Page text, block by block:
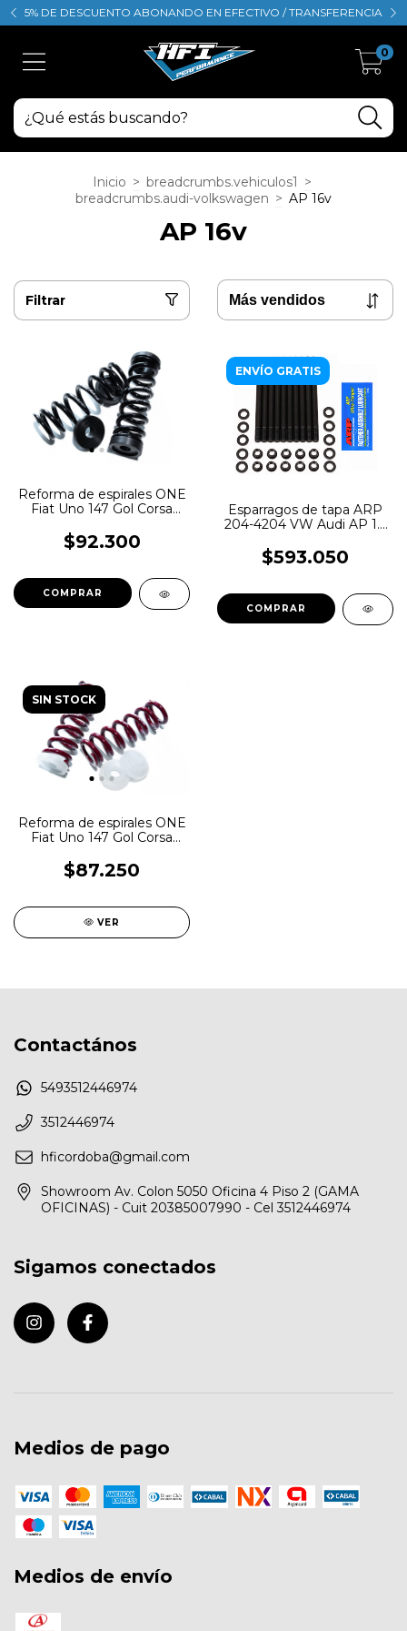
5% DE DESCUENTO ABONANDO EN EFECTIVO / TRANSFERENCIA
0
Inicio > breadcrumbs.vehiculos1 >
breadcrumbs.audi-volkswagen > AP 16v
AP 16v
Filtrar
Reforma de espirales ONE
Fiat Uno 147 Gol Corsa
$92.300
ENVÍO GRATIS
Esparragos de tapa ARP
204-4204 VW Audi AP 1.6
$593.050
SIN STOCK
Reforma de espirales ONE
Fiat Uno 147 Gol Corsa
$87.250
VER
Contactános
5493512446974
3512446974
hficordoba@gmail.com
Showroom Av. Colon 5050 Oficina 4 Piso 2 (GAMA
OFICINAS) - Cuit 20385007990 - Cel 3512446974
Sigamos conectados
Medios de pago
Medios de envío